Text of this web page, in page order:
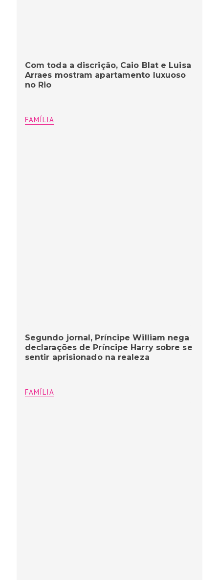
Com toda a discrição, Caio Blat e Luisa
Arraes mostram apartamento luxuoso
no Rio
FAMÍLIA
Segundo jornal, Príncipe William nega
declarações de Príncipe Harry sobre se
sentir aprisionado na realeza
FAMÍLIA